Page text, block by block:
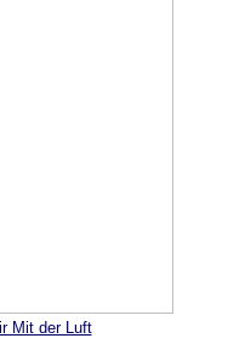
Mit der Luft